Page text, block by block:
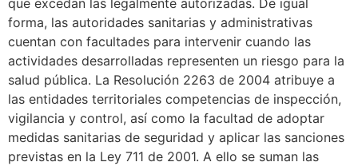
forma, las autoridades sanitarias y administrativas
cuentan con facultades para intervenir cuando las
actividades desarrolladas representen un riesgo para la
salud pública. La Resolución 2263 de 2004 atribuye a
las entidades territoriales competencias de inspección,
vigilancia y control, así como la facultad de adoptar
medidas sanitarias de seguridad y aplicar las sanciones
previstas en la Ley 711 de 2001. A ello se suman las